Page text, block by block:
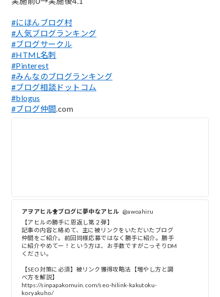
#にほんブログ村
#人気ブログランキング
#ブログサークル
#HTML名刺
#Pinterest
#みんなのブログランキング
#ブログ相談ドットコム
#blogus
#ブログ仲間.com
アヲアヒル🐥ブログに夢中なアヒル @awoahiru
【アヒルの勝手に恩返し第２弾】
記事の内容と絡めて、主に被リンクをいただいたブログ
仲間をご紹介。前回同様応募ではなく勝手に紹介。勝手
に紹介やめてー！という方は、お手数ですがこっそりDM
ください。
【SEO対策に必須】被リンク獲得攻略法【増やし方と調
べ方を解説】
https://sinpapakomuin.com/seo-hilink-kakutoku-
koryakuho/